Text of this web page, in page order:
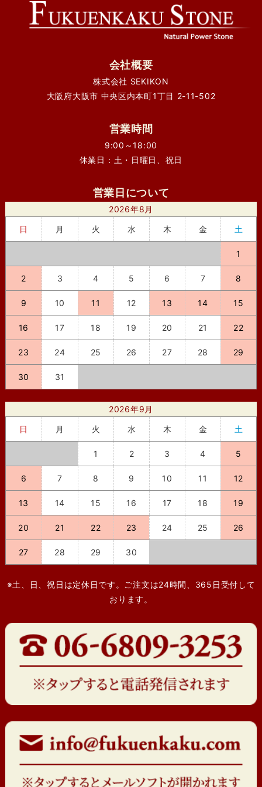
会社概要
株式会社 SEKIKON
大阪府大阪市 中央区内本町1丁目 2-11-502
営業時間
9:00～18:00
休業日：土・日曜日、祝日
営業日について
2026年8月
日
月 火 水 木 金 土
1
2 3 4 5 6 7 8
9 10 11 12 13 14 15
16 17 18 19 20 21 22
23 24 25 26 27 28 29
30 31
2026年9月
日
月 火 水 木 金 土
1 2 3 4 5
6 7 8 9 10 11 12
13 14 15 16 17 18 19
20 21 22 23 24 25 26
27 28 29 30
※土、日、祝日は定休日です。ご注文は24時間、365日受付して
おります。